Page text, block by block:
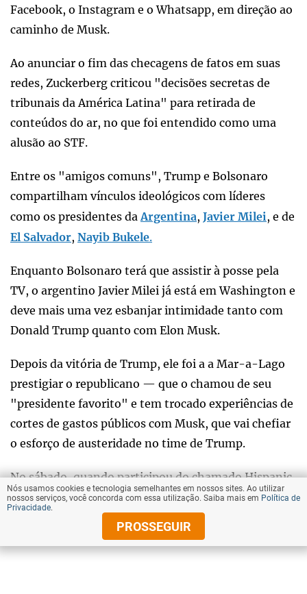
Facebook, o Instagram e o Whatsapp, em direção ao
caminho de Musk.
Ao anunciar o fim das checagens de fatos em suas
redes, Zuckerberg criticou "decisões secretas de
tribunais da América Latina" para retirada de
conteúdos do ar, no que foi entendido como uma
alusão ao STF.
Entre os "amigos comuns", Trump e Bolsonaro
compartilham vínculos ideológicos com líderes
como os presidentes da Argentina, Javier Milei, e de
El Salvador, Nayib Bukele.
Enquanto Bolsonaro terá que assistir à posse pela
TV, o argentino Javier Milei já está em Washington e
deve mais uma vez esbanjar intimidade tanto com
Donald Trump quanto com Elon Musk.
Depois da vitória de Trump, ele foi a a Mar-a-Lago
prestigiar o republicano — que o chamou de seu
"presidente favorito" e tem trocado experiências de
cortes de gastos públicos com Musk, que vai chefiar
o esforço de austeridade no time de Trump.
No sábado, quando participou do chamado Hispanic
Ball, ou baile hispânico, parte das celebrações da
posse de Trump, Milei atacou o governo Lula ao ser
perguntado a respeito da ausência do ex-presidente
brasileiro.
Nós usamos cookies e tecnologia semelhantes em nossos sites. Ao utilizar
nossos serviços, você concorda com essa utilização. Saiba mais em Política de
Privacidade.
PROSSEGUIR